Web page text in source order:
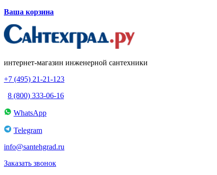
Ваша корзина
интернет-магазин инженерной сантехники
+7 (495) 21-21-123
8 (800) 333-06-16
WhatsApp
Telegram
info@santehgrad.ru
Заказать звонок